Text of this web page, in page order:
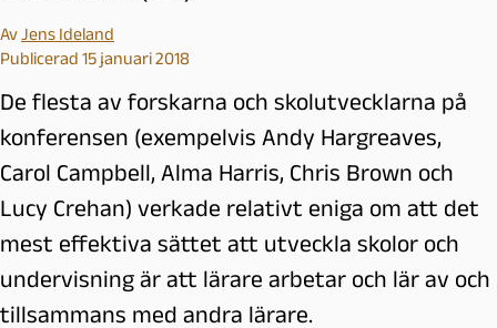
AvJens Ideland
Publicerad 15 januari 2018
De flesta av forskarna och skolutvecklarna på
konferensen (exempelvis Andy Hargreaves,
Carol Campbell, Alma Harris, Chris Brown och
Lucy Crehan) verkade relativt eniga om att det
mest effektiva sättet att utveckla skolor och
undervisning är att lärare arbetar och lär av och
tillsammans med andra lärare.